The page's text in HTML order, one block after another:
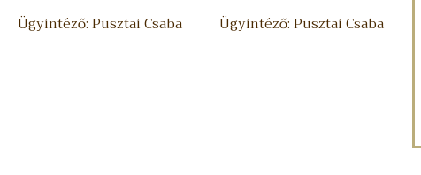
Ügyintéző: Pusztai Csaba
Ügyintéző: Pusztai Csaba